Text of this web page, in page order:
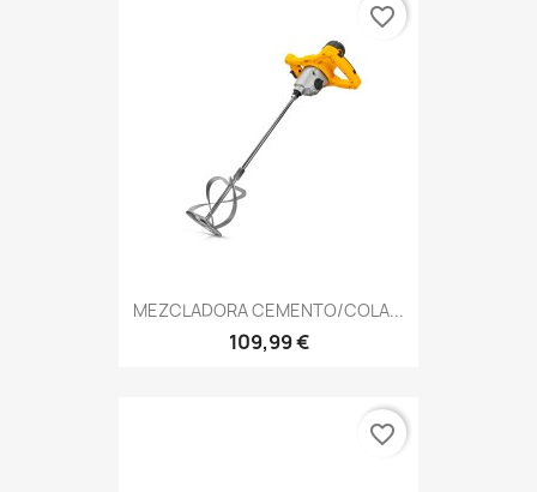
MEZCLADORA CEMENTO/COLA...
109,99 €
favorite_border
favorite_border